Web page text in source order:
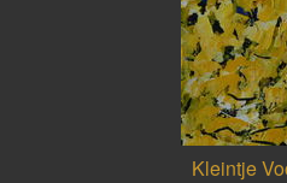
Kleintje